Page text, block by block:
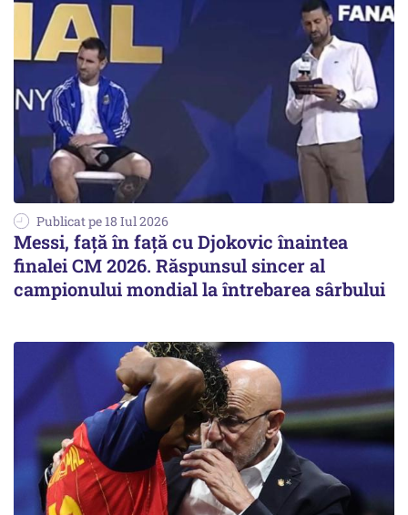
Publicat pe 18 Iul 2026
Messi, față în față cu Djokovic înaintea
finalei CM 2026. Răspunsul sincer al
campionului mondial la întrebarea sârbului